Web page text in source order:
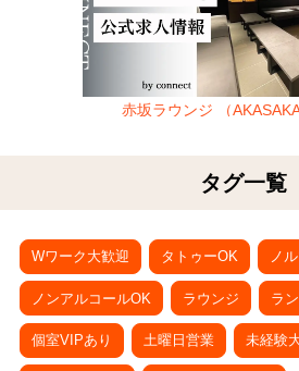
赤坂ラウンジ （
タグ一覧
Wワーク大歓迎 タトゥーOK ノ
ノンアルコールOK ラウンジ ラ
個室VIPあり 土曜日営業 未経験